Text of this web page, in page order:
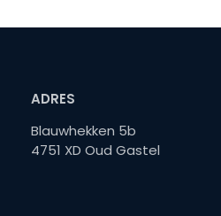
ADRES
Blauwhekken 5b
4751 XD Oud Gastel